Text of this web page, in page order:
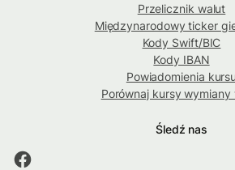
Przelicznik walut
Międzynarodowy ticker
Kody Swift/BIC
Kody IBAN
Powiadomienia kursu
Porównaj kursy wymiany
Śledź nas